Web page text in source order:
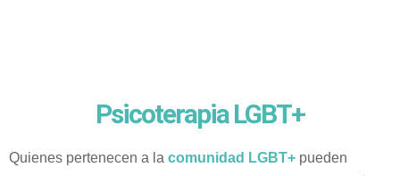
Psicoterapia LGBT+
Quienes pertenecen a la comunidad LGBT+ pueden